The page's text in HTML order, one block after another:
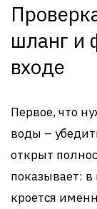
шланг и
входе
Первое, что
воды –
открыт
показывает:
кроется